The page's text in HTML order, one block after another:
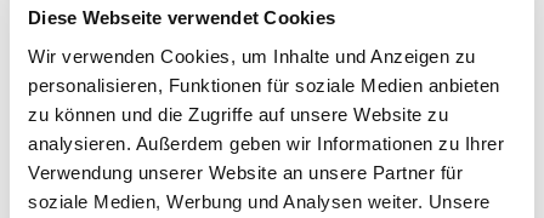
Diese Webseite verwendet Cookies
Wir verwenden Cookies, um Inhalte und Anzeigen zu
personalisieren, Funktionen für soziale Medien anbieten
zu können und die Zugriffe auf unsere Website zu
analysieren. Außerdem geben wir Informationen zu Ihrer
Verwendung unserer Website an unsere Partner für
soziale Medien, Werbung und Analysen weiter. Unsere
klinische Standards und Leitlinien gelten unabhängig
die Trennung zwischen ambulanter und stationärer
Versorgung bleibt bestehen
Zur Abgrenzung des Regelungsbereichs siehe auch:
Was TARDOC nicht regelt (Schweiz, 2026)
www.mysmartheart.ch/entdecken/was-tardoc-nicht-regelt-